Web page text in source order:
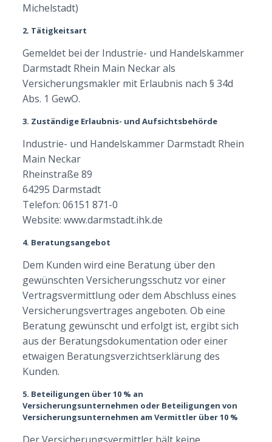
Michelstadt)
2. Tätigkeitsart
Gemeldet bei der Industrie- und Handelskammer
Darmstadt Rhein Main Neckar als
Versicherungsmakler mit Erlaubnis nach § 34d
Abs. 1 GewO.
3. Zuständige Erlaubnis- und Aufsichtsbehörde
Industrie- und Handelskammer Darmstadt Rhein
Main Neckar
Rheinstraße 89
64295 Darmstadt
Telefon: 06151 871-0
Website: www.darmstadt.ihk.de
4. Beratungsangebot
Dem Kunden wird eine Beratung über den
gewünschten Versicherungsschutz vor einer
Vertragsvermittlung oder dem Abschluss eines
Versicherungsvertrages angeboten. Ob eine
Beratung gewünscht und erfolgt ist, ergibt sich
aus der Beratungsdokumentation oder einer
etwaigen Beratungsverzichtserklärung des
Kunden.
5. Beteiligungen über 10 % an
Versicherungsunternehmen oder Beteiligungen von
Versicherungsunternehmen am Vermittler über 10 %